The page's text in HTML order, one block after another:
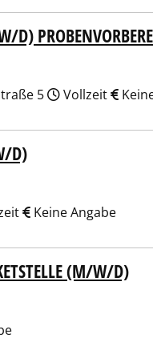
D)
5
Vollzeit
D)
Keine Angabe
(M/W/D)